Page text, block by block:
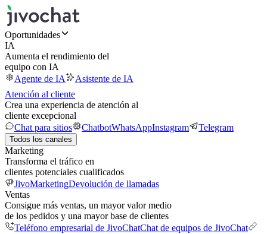
Oportunidades
IA
Aumenta el rendimiento del
equipo con IA
Agente de IA
Asistente de IA
Atención al cliente
Crea una experiencia de atención al
cliente excepcional
Chat para sitios
ChatbotWhatsAppInstagram Telegram
Todos los canales
Marketing
Transforma el tráfico en
clientes potenciales cualificados
JivoMarketingDevolución de llamadas
Ventas
Consigue más ventas, un mayor valor medio
de los pedidos y una mayor base de clientes
Teléfono empresarial de JivoChatChat de equipos de JivoChat